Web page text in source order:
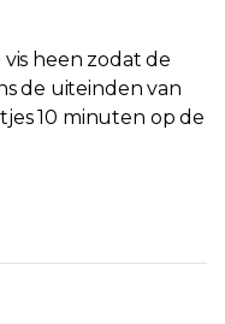
heen zodat de
de uiteinden van
10 minuten op de